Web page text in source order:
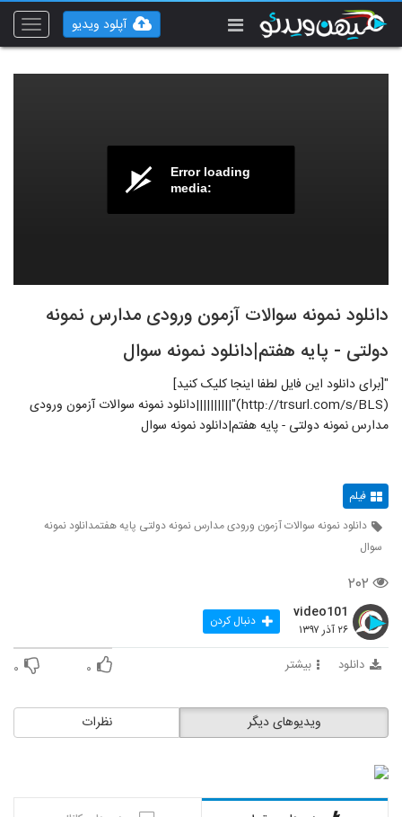
Toggle
آپلود ویدیو
Error loading
media:
دانلود نمونه سوالات آزمون ورودی مدارس نمونه
دولتی - پایه هفتم|دانلود نمونه سوال
"[برای دانلود این فایل لطفا اینجا کلیک کنید]
(http://trsurl.com/s/BLS)"||||||||||دانلود نمونه سوالات آزمون ورودی
مدارس نمونه دولتی - پایه هفتم|دانلود نمونه سوال
فیلم
دانلود نمونه سوالات آزمون ورودی مدارس نمونه دولتی پایه هفتمدانلود نمونه
سوال
۲۰۲
video101
۲۶ آذر ۱۳۹۷ دنبال کردن
دانلود بیشتر ۰ ۰
نظرات ویدیوهای دیگر